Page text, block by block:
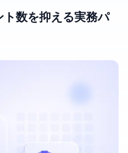
数を抑える実務パ